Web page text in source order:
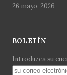
26 mayo, 2026
BOLETÍN
Introduzca su